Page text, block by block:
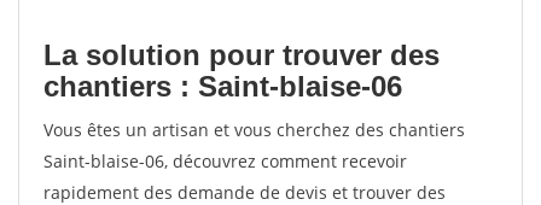
La solution pour trouver des
chantiers : Saint-blaise-06
Vous êtes un artisan et vous cherchez des chantiers
Saint-blaise-06, découvrez comment recevoir
rapidement des demande de devis et trouver des